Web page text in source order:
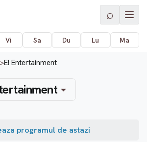
⌕
Vi Sa Du Lu Ma
>E! Entertainment
programul de astazi